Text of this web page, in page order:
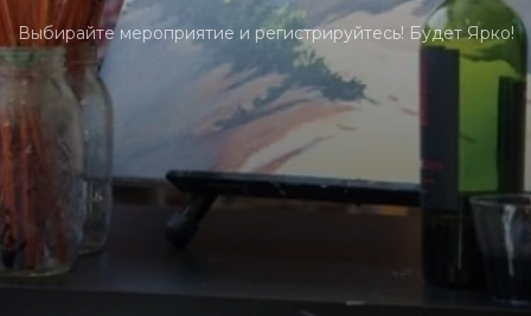
Выбирайте мероприятие и регистрируйтесь! Будет Ярко!